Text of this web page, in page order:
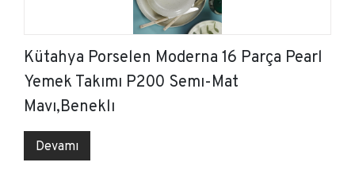
Kütahya Porselen Moderna 16 Parça Pearl
Yemek Takımı P200 Semı-Mat
Mavı,Beneklı
Devamı